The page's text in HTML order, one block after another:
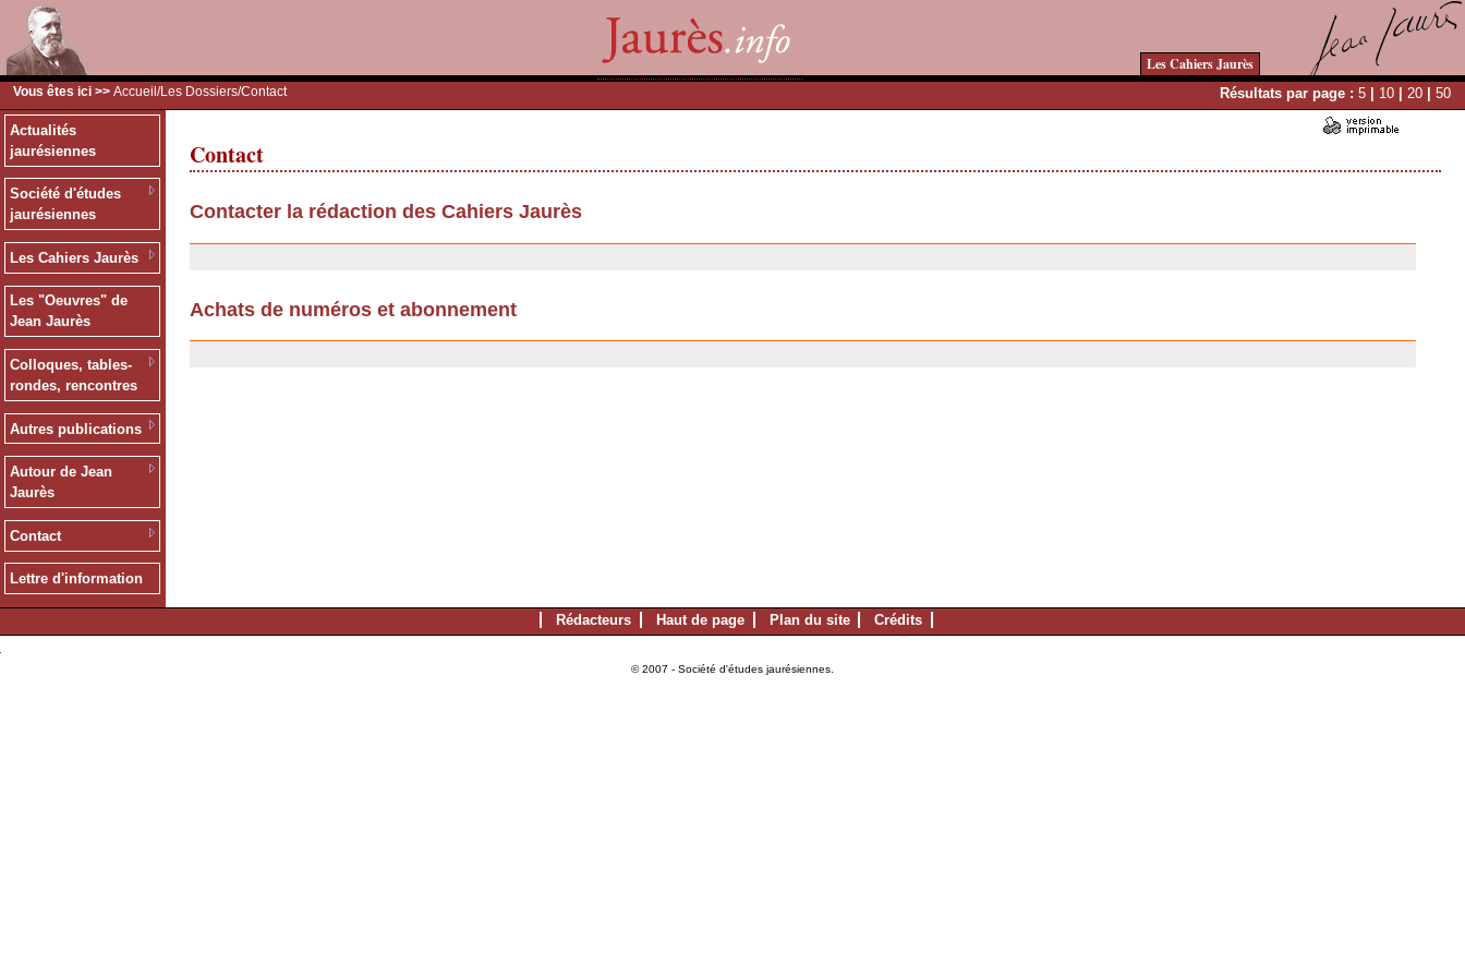
Les Cahiers Jaurès
Vous êtes ici >> Accueil /Les Dossiers/Contact Résultats par page : 5 | 10 | 20 | 50
Actualités
jaurésiennes
Société d'études
jaurésiennes
Les Cahiers Jaurès
Les "Oeuvres" de
Jean Jaurès
Colloques, tables-
rondes, rencontres
Autres publications
Autour de Jean
Jaurès
Contact
Lettre d'information
Contact
Contacter la rédaction des Cahiers Jaurès
Achats de numéros et abonnement
Rédacteurs Haut de page Plan du site Crédits
© 2007 - Société d'études jaurésiennes.